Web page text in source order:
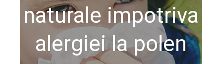
naturale impotriva
alergiei la polen